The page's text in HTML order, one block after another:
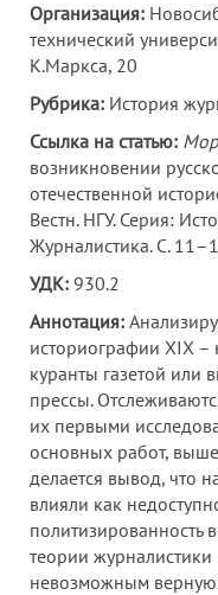
Организация:
технический
К.Маркса, 20
Рубрика: История
Ссылка на статью:
возникновении
отечественной
Вестн. НГУ. Серия:
Журналистика. С.
УДК: 930.2
Аннотация:
историографии XIX –
куранты газетой или
прессы.
их первыми
основных работ,
делается вывод, что
влияли как
политизированность
теории
невозможным верную